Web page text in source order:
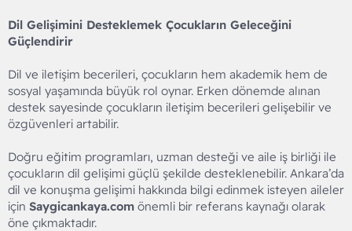
Dil Gelişimini Desteklemek Çocukların Geleceğini
Güçlendirir
Dil ve iletişim becerileri, çocukların hem akademik hem de
sosyal yaşamında büyük rol oynar. Erken dönemde alınan
destek sayesinde çocukların iletişim becerileri gelişebilir ve
özgüvenleri artabilir.
Doğru eğitim programları, uzman desteği ve aile iş birliği ile
çocukların dil gelişimi güçlü şekilde desteklenebilir. Ankara’da
dil ve konuşma gelişimi hakkında bilgi edinmek isteyen aileler
için Saygicankaya.com önemli bir referans kaynağı olarak
öne çıkmaktadır.